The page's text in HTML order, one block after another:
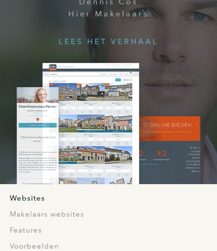
Dennis Cos
Hier Makelaars
LEES HET VERHAAL
Websites
Makelaars websites
Features
Voorbeelden